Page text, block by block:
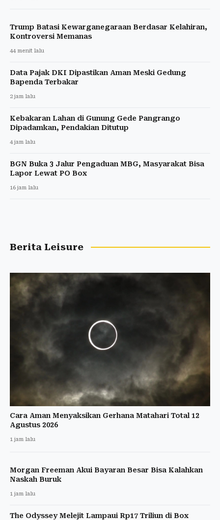
Trump Batasi Kewarganegaraan Berdasar Kelahiran,
Kontroversi Memanas
44 menit lalu
Data Pajak DKI Dipastikan Aman Meski Gedung
Bapenda Terbakar
2 jam lalu
Kebakaran Lahan di Gunung Gede Pangrango
Dipadamkan, Pendakian Ditutup
4 jam lalu
BGN Buka 3 Jalur Pengaduan MBG, Masyarakat Bisa
Lapor Lewat PO Box
16 jam lalu
Berita Leisure
Cara Aman Menyaksikan Gerhana Matahari Total 12
Agustus 2026
1 jam lalu
Morgan Freeman Akui Bayaran Besar Bisa Kalahkan
Naskah Buruk
1 jam lalu
The Odyssey Melejit Lampaui Rp17 Triliun di Box